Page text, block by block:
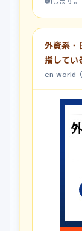
外資系・
指してい
en world（